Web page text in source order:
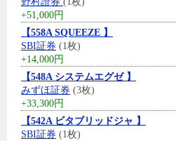
+51,000円
【558A SQUEEZE 】
SBI証券 (1枚)
+14,000円
【548A システムエグゼ 】
みずほ証券 (3枚)
+33,300円
【542A ビタブリッドジャ 】
SBI証券 (1枚)